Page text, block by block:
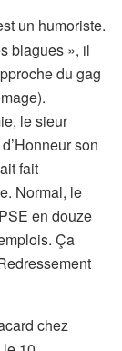
un humoriste.
blagues », il
du gag
le sieur
son
fait
Normal, le
en douze
Ça
chez